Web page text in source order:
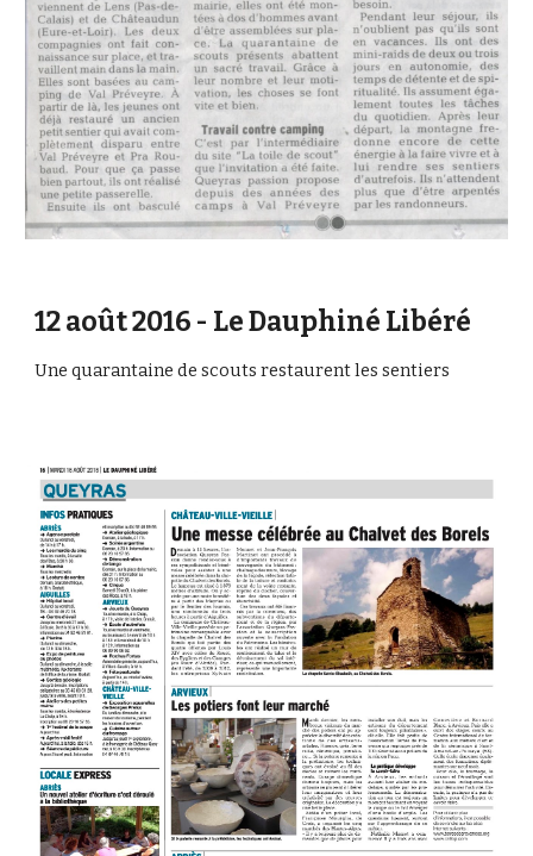
12 août 2016 - Le Dauphiné Libéré
Une quarantaine de scouts restaurent les sentiers